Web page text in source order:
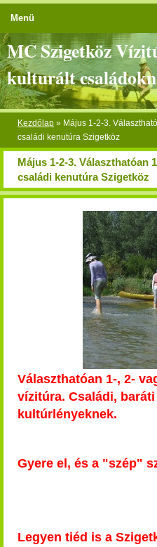
MC Szigetköz
kulturált
Kezdőlap » Május 1-2-3.
családi kenutúra Szigetköz
Május 1-2-3. Választhatóan
családi kenutúra Szigetköz
Választhatóan 1-, 2-
vízitúra. Családi,
kultúrlényeknek.
Gyere el, és a "szép"
Legyen tiéd is a
Menü